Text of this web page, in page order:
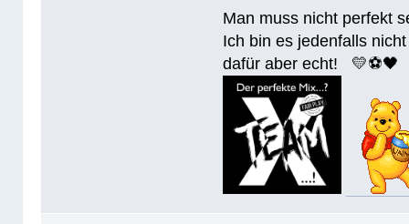
Man muss nicht
Ich bin es jedenfalls
dafür aber echt! 💛⚽️🖤